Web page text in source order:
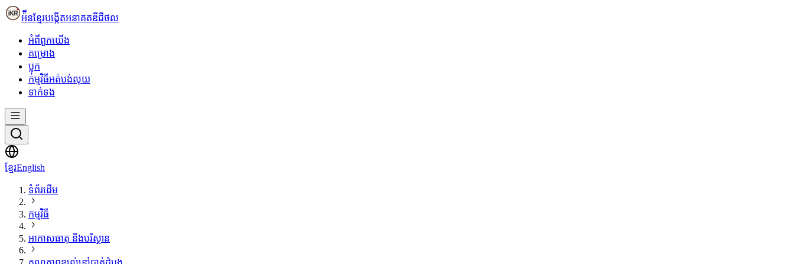
អ៉ីនខ្មែរបង្កើតអនាគតឌីជីថល
អំពី​ពួក​យើង
គម្រោង
ប្លុក
កម្មវិធីអត់បង់លុយ
ទាក់ទង
ខ្មែរEnglish
ទំព័រដើម
កម្មវិធី
អាកាសធាតុ និងបរិស្ថាន